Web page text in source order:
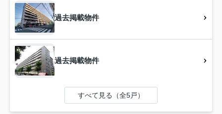
過去掲載物件
過去掲載物件
すべて見る（全5戸）